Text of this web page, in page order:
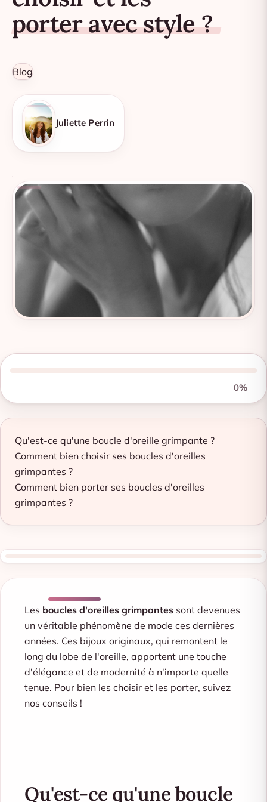
porter avec style ?
Blog
Juliette Perrin
Les boucles d'oreilles grimpantes sont devenues
un véritable phénomène de mode ces dernières
années. Ces bijoux originaux, qui remontent le
long du lobe de l'oreille, apportent une touche
d'élégance et de modernité à n'importe quelle
tenue. Pour bien les choisir et les porter, suivez
nos conseils !
Qu'est-ce qu'une boucle
0%
Qu'est-ce qu'une boucle d'oreille grimpante ?
Comment bien choisir ses boucles d'oreilles
grimpantes ?
Comment bien porter ses boucles d'oreilles
grimpantes ?